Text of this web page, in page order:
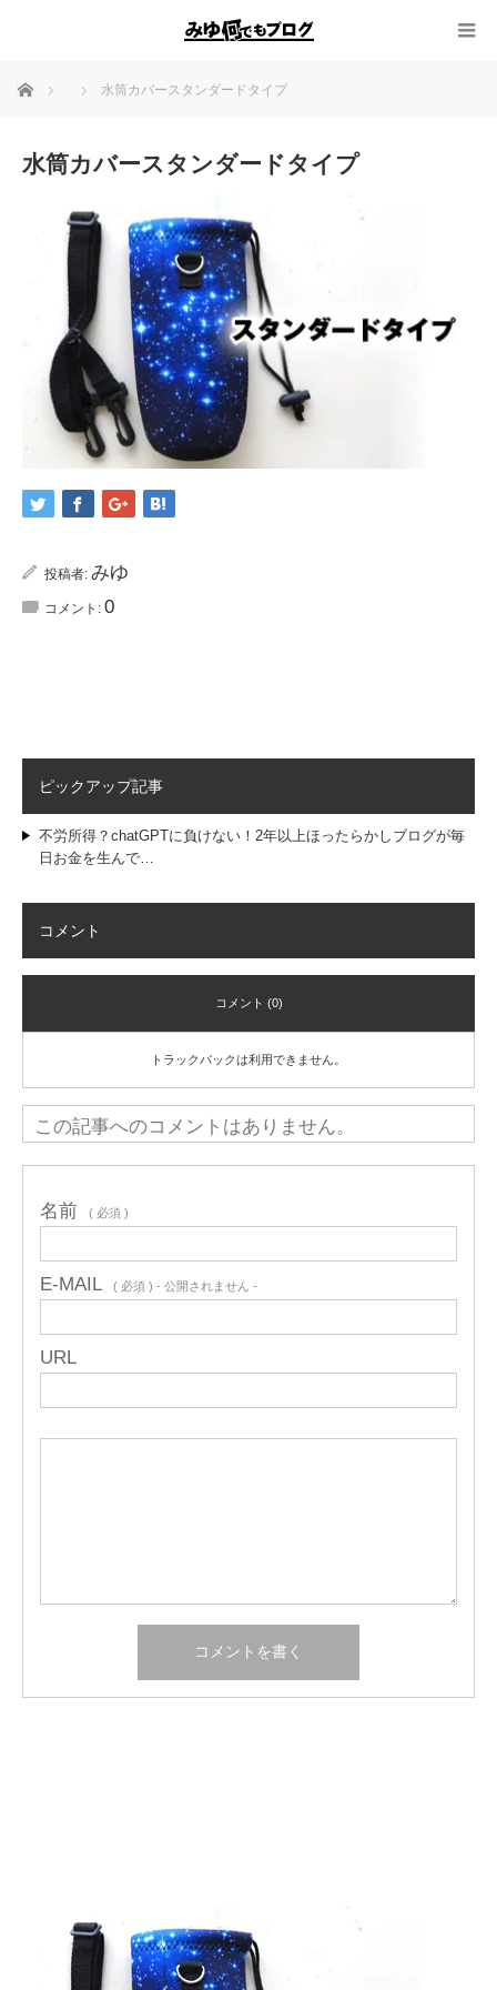
ホーム 水筒カバースタンダードタイプ
水筒カバースタンダードタイプ
投稿者: みゆ
コメント: 0
ピックアップ記事
不労所得？chatGPTに負けない！2年以上ほったらかしブログが毎
日お金を生んで…
コメント
コメント (0)
トラックバックは利用できません。
この記事へのコメントはありません。
名前 ( 必須 )
E-MAIL ( 必須 ) - 公開されません -
URL